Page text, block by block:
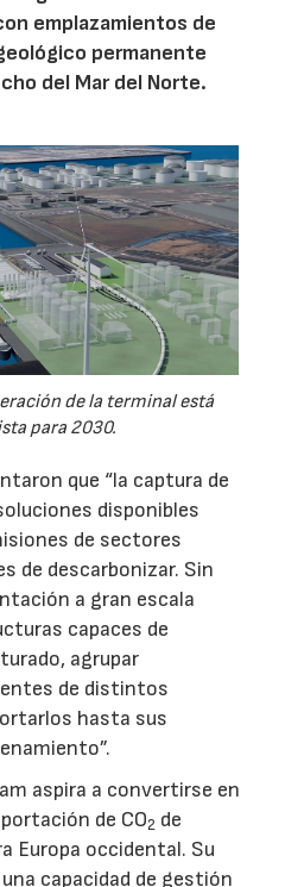
emplazamientos de
permanente
del Mar del Norte.
de la terminal está
para 2030.
que “la captura de
disponibles
de sectores
de descarbonizar. Sin
a gran escala
capaces de
agrupar
de distintos
hasta sus
aspira a convertirse en
de CO2 de
Europa occidental. Su
capacidad de gestión